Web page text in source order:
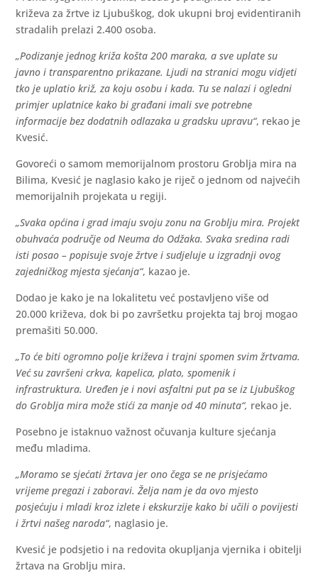
križeva za žrtve iz Ljubuškog, dok ukupni broj evidentiranih
stradalih prelazi 2.400 osoba.
„Podizanje jednog križa košta 200 maraka, a sve uplate su
javno i transparentno prikazane. Ljudi na stranici mogu vidjeti
tko je uplatio križ, za koju osobu i kada. Tu se nalazi i ogledni
primjer uplatnice kako bi građani imali sve potrebne
informacije bez dodatnih odlazaka u gradsku upravu“, rekao je
Kvesić.
Govoreći o samom memorijalnom prostoru Groblja mira na
Bilima, Kvesić je naglasio kako je riječ o jednom od najvećih
memorijalnih projekata u regiji.
„Svaka općina i grad imaju svoju zonu na Groblju mira. Projekt
obuhvaća područje od Neuma do Odžaka. Svaka sredina radi
isti posao – popisuje svoje žrtve i sudjeluje u izgradnji ovog
zajedničkog mjesta sjećanja“, kazao je.
Dodao je kako je na lokalitetu već postavljeno više od
20.000 križeva, dok bi po završetku projekta taj broj mogao
premašiti 50.000.
„To će biti ogromno polje križeva i trajni spomen svim žrtvama.
Već su završeni crkva, kapelica, plato, spomenik i
infrastruktura. Uređen je i novi asfaltni put pa se iz Ljubuškog
do Groblja mira može stići za manje od 40 minuta“, rekao je.
Posebno je istaknuo važnost očuvanja kulture sjećanja
među mladima.
„Moramo se sjećati žrtava jer ono čega se ne prisjećamo
vrijeme pregazi i zaboravi. Želja nam je da ovo mjesto
posjećuju i mladi kroz izlete i ekskurzije kako bi učili o povijesti
i žrtvi našeg naroda“, naglasio je.
Kvesić je podsjetio i na redovita okupljanja vjernika i obitelji
žrtava na Groblju mira.